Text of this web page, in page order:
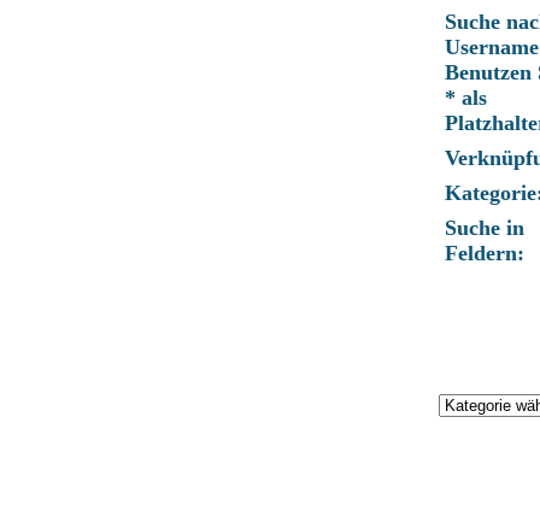
Suche
Benutzen
* als
Suche in
Feldern: